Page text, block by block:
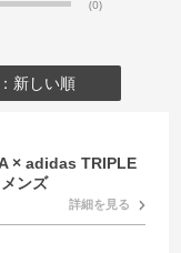
(0)
新しい順
× adidas TRIPLE
ンズ
詳細を見る